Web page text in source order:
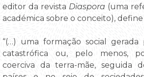
editor da revista Diaspora (uma
académica sobre o conceito), define
“(…) uma formação social
catastrófica ou, pelo menos,
coerciva da terra-mãe, seguida